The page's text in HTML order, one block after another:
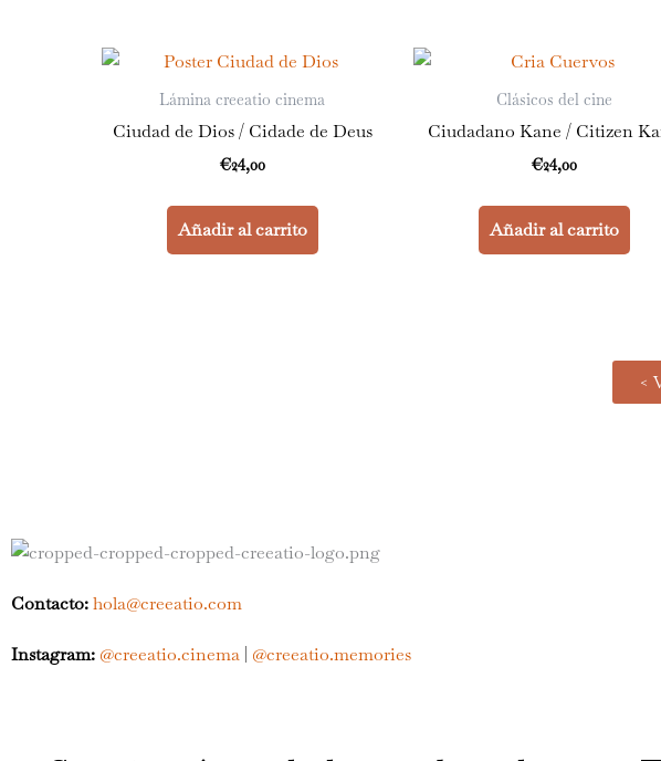
Lámina creeatio cinema
Ciudad de Dios / Cidade de Deus
€24,00
Añadir al carrito
Clásicos del cine
Ciudadano Kane / Citizen
€24,00
Añadir al carrito
<
Contacto:hola@creeatio.com
Instagram: @creeatio.cinema | @creeatio.memories